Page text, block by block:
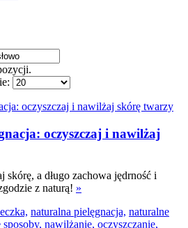
oczyszczaj i nawilżaj
skórę, a długo zachowa jędrność i
z naturą! »
naturalna pielęgnacja, naturalne
sposoby, nawilżanie, oczyszczanie,